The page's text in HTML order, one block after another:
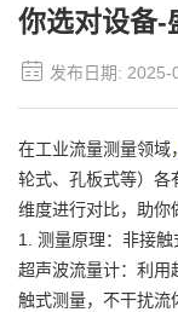
你选对设备-
发布日期: 2025-
在工业流量测量领域，
轮式、孔板式等）各
维度进行对比，助你
1. 测量原理：非接触
超声波流量计：利用
触式测量，不干扰流